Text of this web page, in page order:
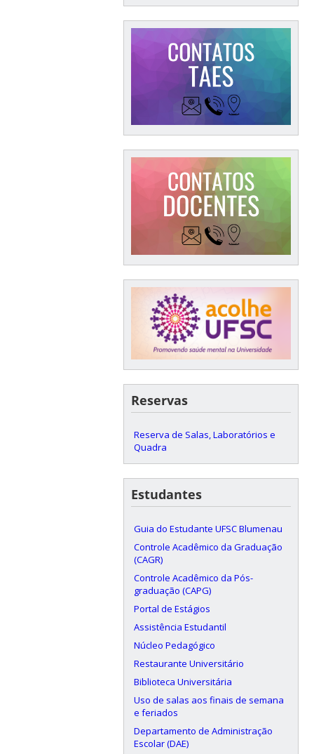
Reservas
Reserva de Salas, Laboratórios e
Quadra
Estudantes
Guia do Estudante UFSC Blumenau
Controle Acadêmico da Graduação
(CAGR)
Controle Acadêmico da Pós-
graduação (CAPG)
Portal de Estágios
Assistência Estudantil
Núcleo Pedagógico
Restaurante Universitário
Biblioteca Universitária
Uso de salas aos finais de semana
e feriados
Departamento de Administração
Escolar (DAE)